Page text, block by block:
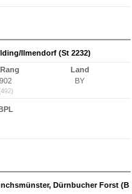
Ilmendorf (St 2232)
902
Land
BY
Dürnbucher Forst (B